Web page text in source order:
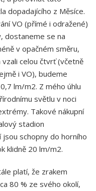
dopadajícího z Měsíce.
VO (přímé i odražené)
dostaneme se na
v opačném směru,
celou čtvrť (včetně
i VO), budeme
lm/m2. Z mého úhlu
světlu v noci
Takové nákupní
stadion
schopny do horního
klidně 20 lm/m2.
platí, že zrakem
80 % ze svého okolí,